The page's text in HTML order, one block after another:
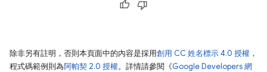
除非另有註明，否則本頁面中的內容是採用創用 CC 姓名標示 4.0 授權 ，
程式碼範例則為阿帕契 2.0 授權。詳情請參閱《Google Developers 網